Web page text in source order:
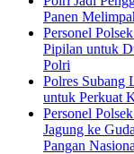
Panen
Personel
Pipilan untuk
Polri
Polres Subang
untuk Perkuat
Personel
Jagung ke
Pangan